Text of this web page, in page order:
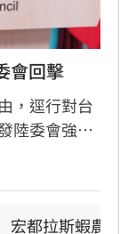
會回擊
，逕行對台
陸委會強烈
視國際法，
宏都拉斯蝦農